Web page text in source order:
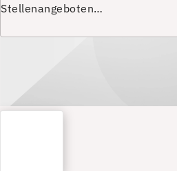
Stellenangeboten…